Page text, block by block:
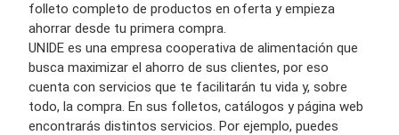
folleto completo de productos en oferta y empieza
ahorrar desde tu primera compra.
UNIDE es una empresa cooperativa de alimentación que
busca maximizar el ahorro de sus clientes, por eso
cuenta con servicios que te facilitarán tu vida y, sobre
todo, la compra. En sus folletos, catálogos y página web
encontrarás distintos servicios. Por ejemplo, puedes